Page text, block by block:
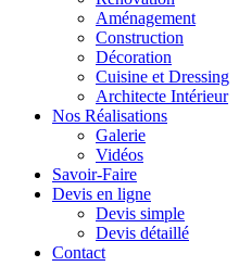
Aménagement
Construction
Décoration
Cuisine et Dressing
Architecte Intérieur
Nos Réalisations
Galerie
Vidéos
Savoir-Faire
Devis en ligne
Devis simple
Devis détaillé
Contact